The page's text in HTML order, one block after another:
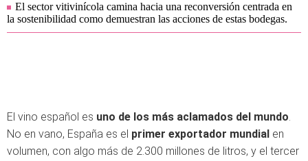
El sector vitivinícola camina hacia una reconversión centrada en
la sostenibilidad como demuestran las acciones de estas bodegas.
El vino español es uno de los más aclamados del mundo.
No en vano, España es el primer exportador mundial en
volumen, con algo más de 2.300 millones de litros, y el tercer